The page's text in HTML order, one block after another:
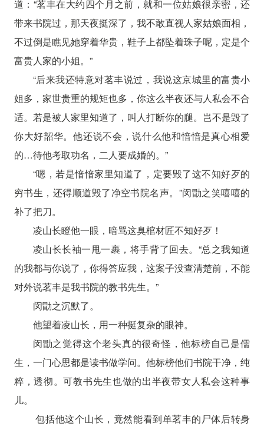
道：“茗丰在大约四个月之前，就和一位姑娘很亲密，还
带来书院过，那天夜挺深了，我不敢直视人家姑娘面相，
不过倒是瞧见她穿着华贵，鞋子上都坠着珠子呢，定是个
富贵人家的小姐。”
“后来我还特意对茗丰说过，我说这京城里的富贵小
姐多，家世贵重的规矩也多，你这么半夜还与人私会不合
适。若是被人家里知道了，叫人打断你的腿。岂不是毁了
你大好韶华。他还说不会，说什么他和愔愔是真心相爱
的…待他考取功名，二人要成婚的。”
“嗯，若是愔愔家里知道了，定要毁了这不知好歹的
穷书生，还得顺道毁了净空书院名声。”闵勖之笑嘻嘻的
补了把刀。
凌山长瞪他一眼，暗骂这臭棺材匠不知好歹！
凌山长长袖一甩一裹，将手背了回去。“总之我知道
的我都与你说了，你得答应我，这案子没查清楚前，不能
对外说茗丰是我书院的教书先生。”
闵勖之沉默了。
他望着凌山长，用一种挺复杂的眼神。
闵勖之觉得这个老头真的很奇怪，他标榜自己是儒
生，一门心思都是读书做学问。他标榜他们书院干净，纯
粹，透彻。可教书先生也做的出半夜带女人私会这种事
儿。
包括他这个山长，竟然能看到单茗丰的尸体后转身